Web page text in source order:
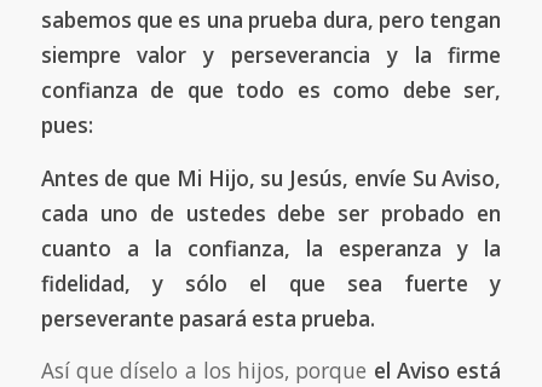
sabemos que es una prueba dura, pero tengan
siempre valor y perseverancia y la firme
confianza de que todo es como debe ser,
pues:
Antes de que Mi Hijo, su Jesús, envíe SuAviso,
cada uno de ustedes debe ser probado en
cuanto a la confianza, la esperanza y la
fidelidad, y sólo el que sea fuerte y
perseverante pasará esta prueba.
Así que díselo a los hijos, porque el Aviso está